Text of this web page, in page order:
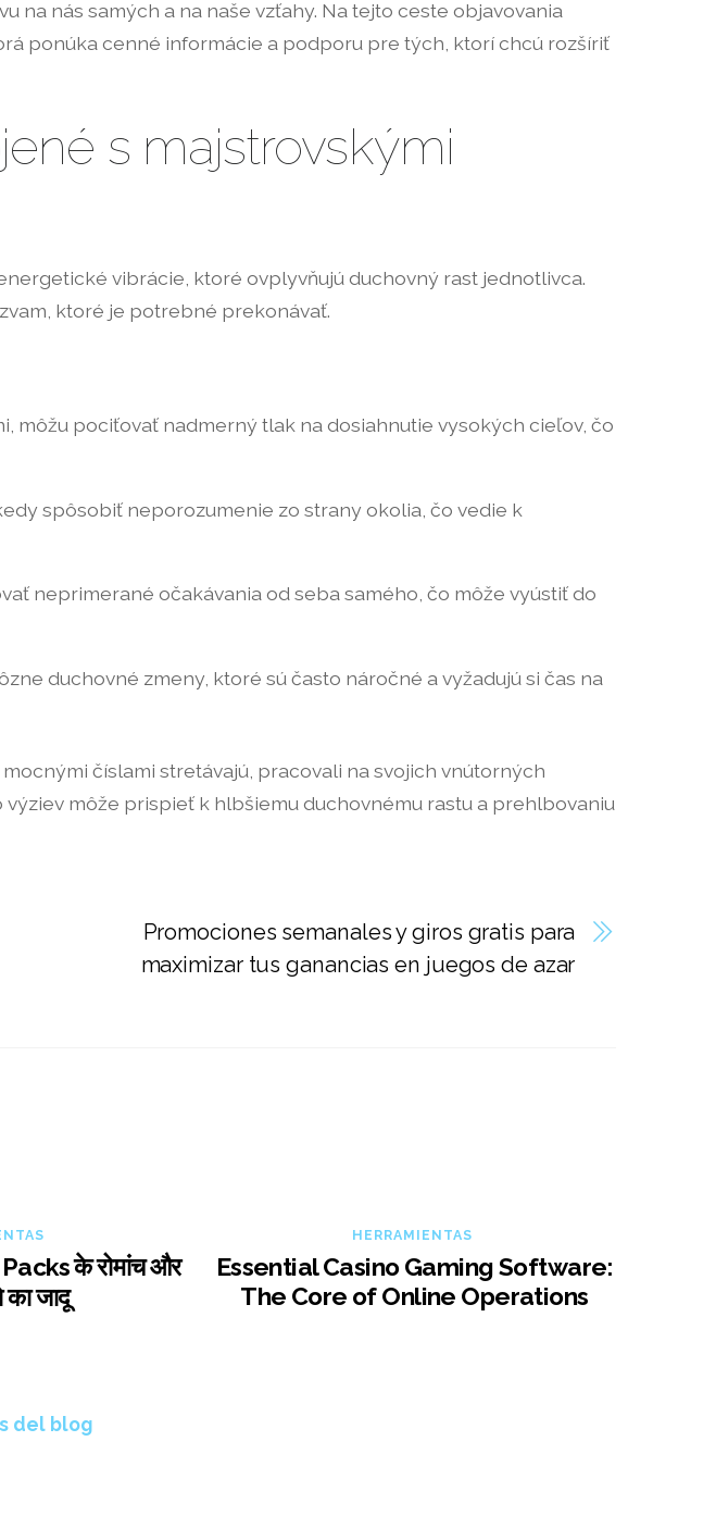
na nás samých a na naše vzťahy. Na tejto ceste objavovania
ponúka cenné informácie a podporu pre tých, ktorí chcú rozšíriť
s majstrovskými
vibrácie, ktoré ovplyvňujú duchovný rast jednotlivca.
ktoré je potrebné prekonávať.
môžu pociťovať nadmerný tlak na dosiahnutie vysokých cieľov, čo
spôsobiť neporozumenie zo strany okolia, čo vedie k
neprimerané očakávania od seba samého, čo môže vyústiť do
duchovné zmeny, ktoré sú často náročné a vyžadujú si čas na
číslami stretávajú, pracovali na svojich vnútorných
môže prispieť k hlbšiemu duchovnému rastu a prehlbovaniu
Promociones semanales y giros gratis para
maximizar tus ganancias en juegos de azar
के रोमांच और
जादू
HERRAMIENTAS
Essential Casino Gaming Software:
The Core of Online Operations
del blog